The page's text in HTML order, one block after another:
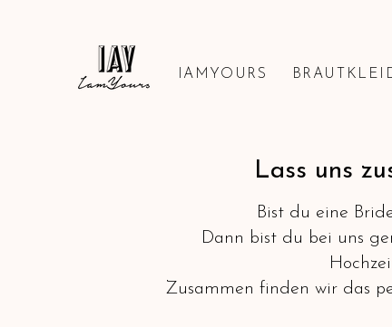
IAMYOURS
Lass uns
Bist du eine
Dann bist du bei uns
Zusammen finden wir das